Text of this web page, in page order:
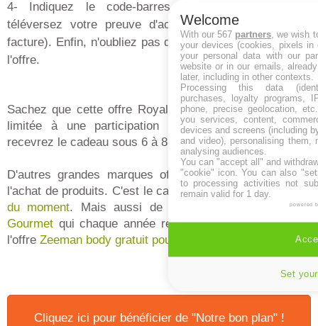
4- Indiquez le code-barres du produit acheté et
téléversez votre preuve d'achat (ticket de caisse ou
facture). Enfin, n'oubliez pas d'accepter les modalités de
l'offre.
Sachez que cette offre Royal Canin gamelle offerte est
limitée à une participation par animal et que vous
recevrez le cadeau sous 6 à 8 semaines.
D'autres grandes marques offrent des cadeaux contre
l'achat de produits. C'est le cas de l'offrecadeau Bledina
du moment. Mais aussi de l'opération
cadeau Purina
Gourmet qui chaque année revient. À ne pas manquer,
l'offre Zeeman body gratuit pour les bébés
Cliquez ici pour bénéficier de "Notre bon plan" !
Welcome
With our 567 partners, we wish
your devices (cookies, pixels
your personal data with our
website or in our emails,
later, including in other contexts.
Processing this data
purchases, loyalty programs,
phone, precise geolocation,
you services, content,
devices and screens (including
and video), personalising them,
analysing audiences.
You can "accept all" and
"cookie" icon. You can also
to processing activities not
remain valid for 1 day.
powered
Set